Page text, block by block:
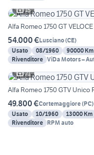
15
Alfa Romeo 1750 GT
54.000 €Lusciano(CE)
Usato
08/1960 90000 Km
Rivenditore ViDa Motors –
21
Alfa Romeo 1750 GTV Unico
49.800 €Cortemaggiore(PC)
Usato
10/1960 13000 Km
Rivenditore RPM auto